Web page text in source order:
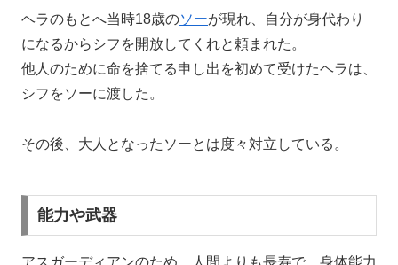
ヘラのもとへ当時18歳のソーが現れ、自分が身代わり
になるからシフを開放してくれと頼まれた。
他人のために命を捨てる申し出を初めて受けたヘラは、
シフをソーに渡した。
その後、大人となったソーとは度々対立している。
能力や武器
アスガーディアンのため、人間よりも長寿で、身体能力